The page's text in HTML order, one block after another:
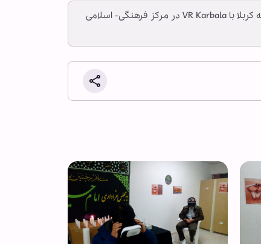
به گزارش خبرگزاری اهل‌بیت(ع) ـ ابنا ـ مراسم عزاداری و سوگواری اربعین حسینی و مشاهده واقعیت مجازی صحنه‌هایی از واقعه کربلا با VR Karbala در مرکز فرهنگی- اسلامی